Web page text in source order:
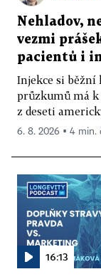
Nehladov,
vezmi
pacientů i
Injekce si běžní
průzkumů má k
z deseti
6. 8. 2026 ▪ 4 min.
16:13